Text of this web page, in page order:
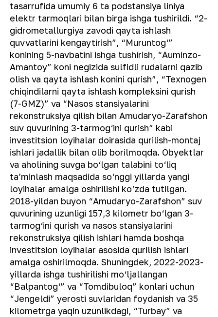
tasarrufida umumiy 6 ta podstansiya liniya
elektr tarmoqlari bilan birga ishga tushirildi. “2-
gidrometallurgiya zavodi qayta ishlash
quvvatlarini kengaytirish”, “Muruntog‘”
konining 5-navbatini ishga tushirish, “Auminzo-
Amantoy” koni negizida sulfidli rudalarni qazib
olish va qayta ishlash konini qurish”, “Texnogen
chiqindilarni qayta ishlash kompleksini qurish
(7-GMZ)” va “Nasos stansiyalarini
rekonstruksiya qilish bilan Amudaryo-Zarafshon
suv quvurining 3-tarmog‘ini qurish” kabi
investitsion loyihalar doirasida qurilish-montaj
ishlari jadallik bilan olib borilmoqda. Obyektlar
va aholining suvga bo‘lgan talabini to‘liq
taʼminlash maqsadida so‘nggi yillarda yangi
loyihalar amalga oshirilishi ko‘zda tutilgan.
2018-yildan buyon “Amudaryo-Zarafshon” suv
quvurining uzunligi 157,3 kilometr bo‘lgan 3-
tarmog‘ini qurish va nasos stansiyalarini
rekonstruksiya qilish ishlari hamda boshqa
investitsion loyihalar asosida qurilish ishlari
amalga oshirilmoqda. Shuningdek, 2022-2023-
yillarda ishga tushirilishi mo‘ljallangan
“Balpantog‘” va “Tomdibuloq” konlari uchun
“Jengeldi” yerosti suvlaridan foydanish va 35
kilometrga yaqin uzunlikdagi, “Turbay” va